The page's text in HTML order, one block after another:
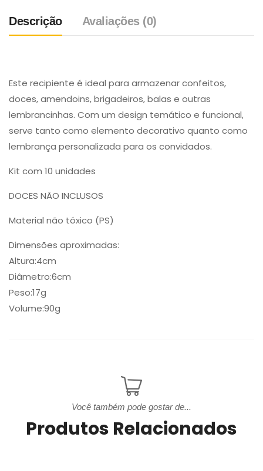
Descrição Avaliações (0)
Este recipiente é ideal para armazenar confeitos,
doces, amendoins, brigadeiros, balas e outras
lembrancinhas. Com um design temático e funcional,
serve tanto como elemento decorativo quanto como
lembrança personalizada para os convidados.
Kit com 10 unidades
DOCES NÃO INCLUSOS
Material não tóxico (PS)
Dimensões aproximadas:
Altura:4cm
Diâmetro:6cm
Peso:17g
Volume:90g
Você também pode gostar de...
Produtos Relacionados